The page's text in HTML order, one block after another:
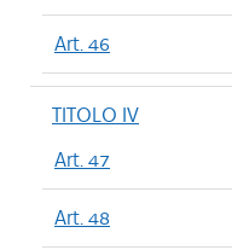
Art. 46
TITOLO IV
Art. 47
Art. 48